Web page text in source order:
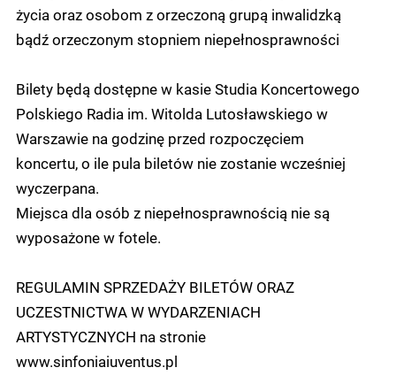
życia oraz osobom z orzeczoną grupą inwalidzką
bądź orzeczonym stopniem niepełnosprawności
Bilety będą dostępne w kasie Studia Koncertowego
Polskiego Radia im. Witolda Lutosławskiego w
Warszawie na godzinę przed rozpoczęciem
koncertu, o ile pula biletów nie zostanie wcześniej
wyczerpana.
Miejsca dla osób z niepełnosprawnością nie są
wyposażone w fotele.
REGULAMIN SPRZEDAŻY BILETÓW ORAZ
UCZESTNICTWA W WYDARZENIACH
ARTYSTYCZNYCH na stronie
www.sinfoniaiuventus.pl